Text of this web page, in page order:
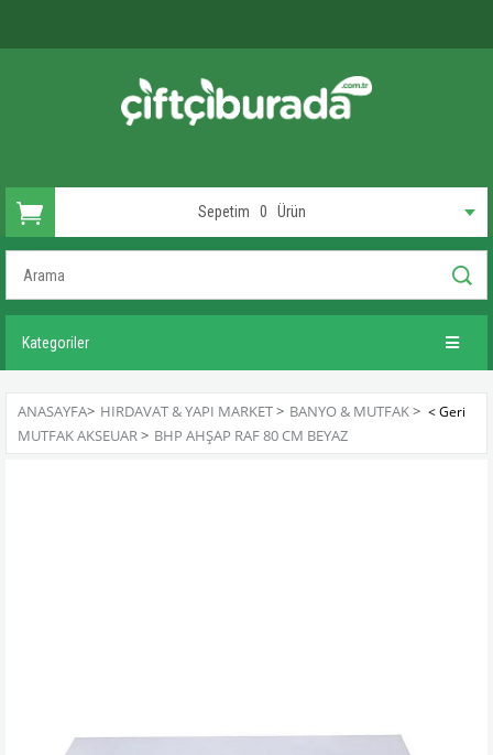
Sepetim 0 Ürün
Kategoriler
ANASAYFA> HIRDAVAT & YAPI MARKET> BANYO & MUTFAK>
MUTFAK AKSEUAR> BHP AHŞAP RAF 80 CM BEYAZ